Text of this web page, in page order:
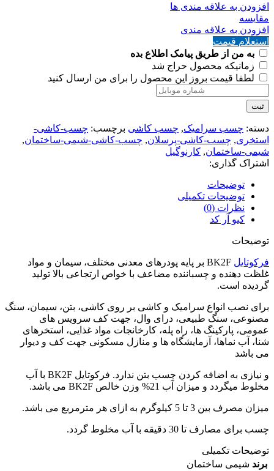
افزودن به علاقه مندی ها
مقايسه
افزودن به علاقه مندی
استعلام قیمت
به من از طریق پیامک اطلاع بده
زمانیکه محصول حراج شد
لطفا قیمت بروز این محصول را برای من ارسال کنید
ثبت
دسته: چسب سرامیک, چسب کاشی برچسب: چسب-کاشی-
استخری, چسب-کاشی-پرسلان, چسب-کاشی-شیمی-ساختمان,
شیمی-ساختمان, کارنوگیل
اشتراک گذاری:
توضیحات
توضیحات تکمیلی
نظرات (0)
کیو آر کد
توضیحات
فرکوتایل
BK2F بر پایه پودرهای معدنی مختلف، سیمان و مواد
غلظت دهنده و چسباننده مضاعف با خواص ارتجاعی بالا تولید
گردیده است.
برای نصب انواع سرامیک و کاشی بر روی کاشی، بتن، سیمان، سنگ
مصنوعی، سنگ طبیعی، درای وال، جهت کف سرویس های
عمومی، پارکینگ ها، راه پله، کارخانجات مواد غذایی، استخرهای
شنا، آب نماها، آزمایشگاه ها و منازل مسکونی جهت کف و دیوار
می باشد
و نیازی به اضافه کردن چسب بتن ندارد. فرکوتایل BK2F با آب
مخلوط میگردد و میزان آب 21% وزن خالص BK2F می باشد.
میزان مصرف بین 3 تا 5 کیلوگرم به ازای هر مترمربع می باشد.
چسب برای مصارف تا 30 دقیقه با آب مخلوط گردد.
توضیحات تکمیلی
برند شیمی ساختمان